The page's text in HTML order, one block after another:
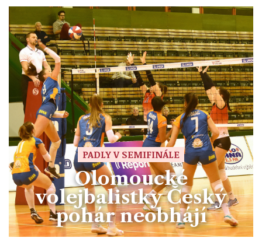
PADLY V SEMIFINÁLE
Olomoucké
volejbalistky Český
pohár neobhájí